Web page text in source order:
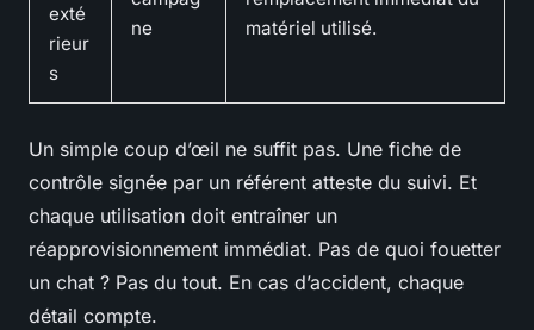
exté
rieur
s
ne
matériel utilisé.
Un simple coup d’œil ne suffit pas. Une fiche de
contrôle signée par un référent atteste du suivi. Et
chaque utilisation doit entraîner un
réapprovisionnement immédiat. Pas de quoi fouetter
un chat ? Pas du tout. En cas d’accident, chaque
détail compte.